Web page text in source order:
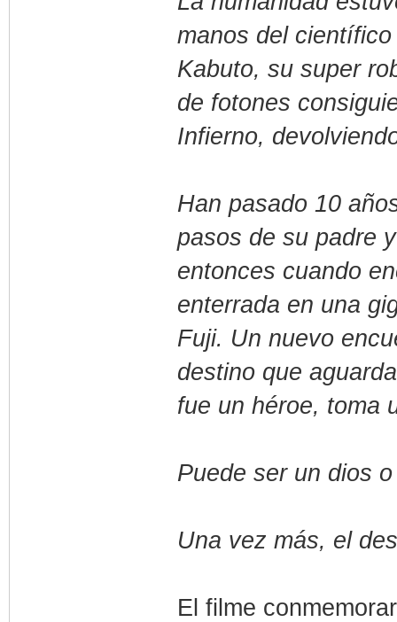
manos del
Kabuto, su super
de fotones
Infierno,
Han pasado 10
pasos de su padre
entonces cuando
enterrada en una
Fuji. Un nuevo
destino que
fue un héroe, toma
Puede ser un dios
Una vez más, el
El filme